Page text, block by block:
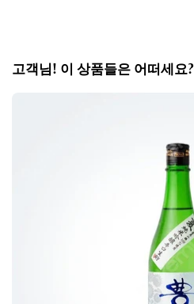
고객님! 이 상품들은 어떠세요?